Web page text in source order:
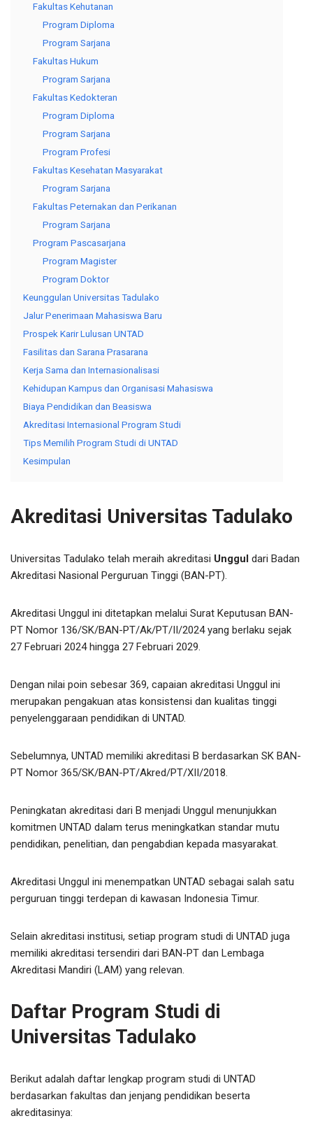
Fakultas Kehutanan
Program Diploma
Program Sarjana
Fakultas Hukum
Program Sarjana
Fakultas Kedokteran
Program Diploma
Program Sarjana
Program Profesi
Fakultas Kesehatan Masyarakat
Program Sarjana
Fakultas Peternakan dan Perikanan
Program Sarjana
Program Pascasarjana
Program Magister
Program Doktor
Keunggulan Universitas Tadulako
Jalur Penerimaan Mahasiswa Baru
Prospek Karir Lulusan UNTAD
Fasilitas dan Sarana Prasarana
Kerja Sama dan Internasionalisasi
Kehidupan Kampus dan Organisasi Mahasiswa
Biaya Pendidikan dan Beasiswa
Akreditasi Internasional Program Studi
Tips Memilih Program Studi di UNTAD
Kesimpulan
Akreditasi Universitas Tadulako
Universitas Tadulako telah meraih akreditasi Unggul dari Badan
Akreditasi Nasional Perguruan Tinggi (BAN-PT).
Akreditasi Unggul ini ditetapkan melalui Surat Keputusan BAN-
PT Nomor 136/SK/BAN-PT/Ak/PT/II/2024 yang berlaku sejak
27 Februari 2024 hingga 27 Februari 2029.
Dengan nilai poin sebesar 369, capaian akreditasi Unggul ini
merupakan pengakuan atas konsistensi dan kualitas tinggi
penyelenggaraan pendidikan di UNTAD.
Sebelumnya, UNTAD memiliki akreditasi B berdasarkan SK BAN-
PT Nomor 365/SK/BAN-PT/Akred/PT/XII/2018.
Peningkatan akreditasi dari B menjadi Unggul menunjukkan
komitmen UNTAD dalam terus meningkatkan standar mutu
pendidikan, penelitian, dan pengabdian kepada masyarakat.
Akreditasi Unggul ini menempatkan UNTAD sebagai salah satu
perguruan tinggi terdepan di kawasan Indonesia Timur.
Selain akreditasi institusi, setiap program studi di UNTAD juga
memiliki akreditasi tersendiri dari BAN-PT dan Lembaga
Akreditasi Mandiri (LAM) yang relevan.
Daftar Program Studi di
Universitas Tadulako
Berikut adalah daftar lengkap program studi di UNTAD
berdasarkan fakultas dan jenjang pendidikan beserta
akreditasinya: